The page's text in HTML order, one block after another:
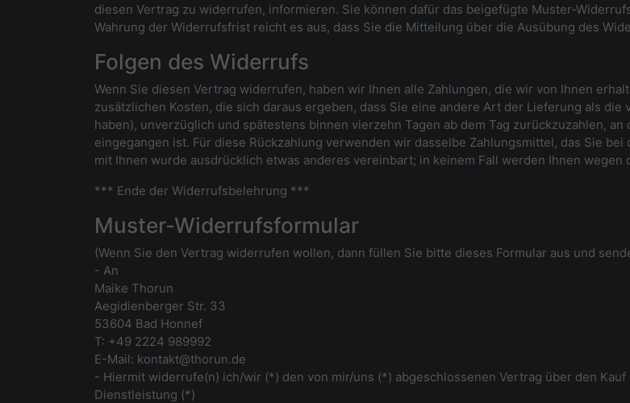
diesen Vertrag zu widerrufen, informieren. Sie können dafür das beigefügte Muster-
Wahrung der Widerrufsfrist reicht es aus, dass Sie die Mitteilung über die Ausübung des
Folgen des Widerrufs
Wenn Sie diesen Vertrag widerrufen, haben wir Ihnen alle Zahlungen, die wir von Ihnen
zusätzlichen Kosten, die sich daraus ergeben, dass Sie eine andere Art der Lieferung als
haben), unverzüglich und spätestens binnen vierzehn Tagen ab dem Tag zurückzuzahlen,
eingegangen ist. Für diese Rückzahlung verwenden wir dasselbe Zahlungsmittel, das Sie
mit Ihnen wurde ausdrücklich etwas anderes vereinbart; in keinem Fall werden Ihnen wegen
*** Ende der Widerrufsbelehrung ***
Muster-Widerrufsformular
(Wenn Sie den Vertrag widerrufen wollen, dann füllen Sie bitte dieses Formular aus und
- An
Maike Thorun
Aegidienberger Str. 33
53604 Bad Honnef
T: +49 2224 989992
E-Mail: kontakt@thorun.de
- Hiermit widerrufe(n) ich/wir (*) den von mir/uns (*) abgeschlossenen Vertrag über den
Dienstleistung (*)